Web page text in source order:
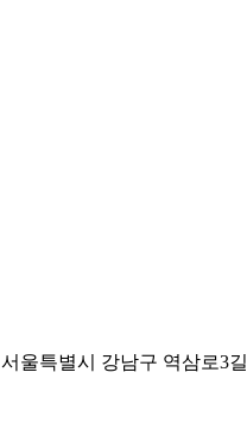
서울특별시 강남구 역삼로3